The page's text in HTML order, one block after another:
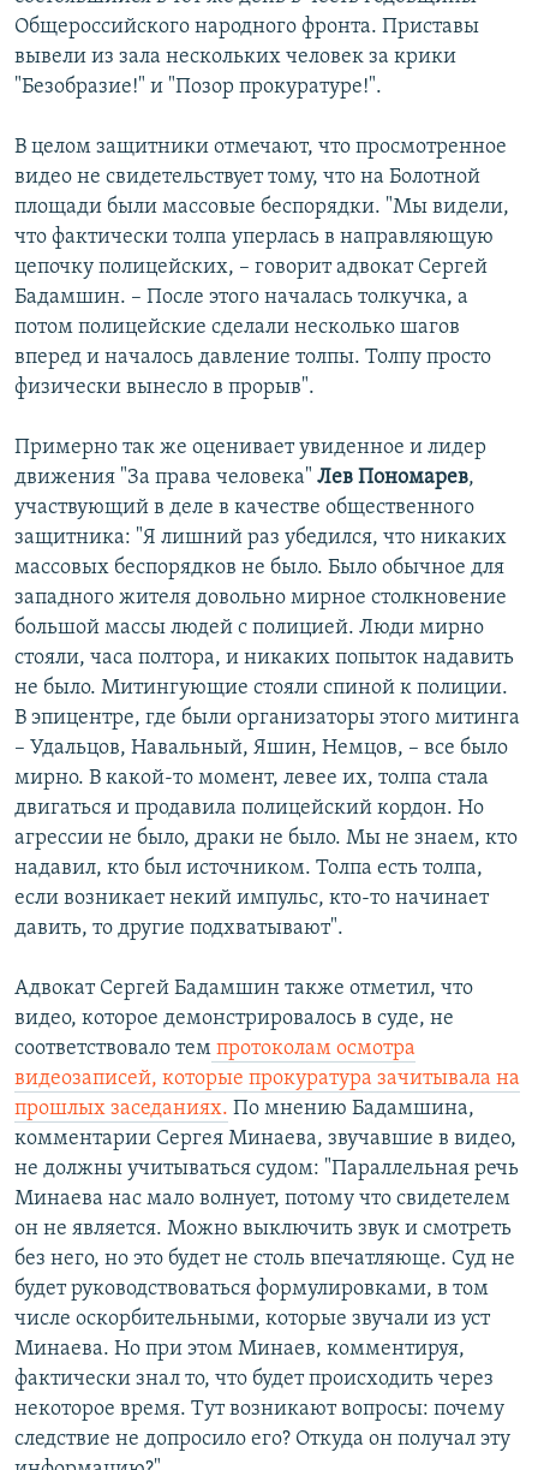
Общероссийского народного фронта. Приставы
вывели из зала нескольких человек за крики
"Безобразие!" и "Позор прокуратуре!".
В целом защитники отмечают, что просмотренное
видео не свидетельствует тому, что на Болотной
площади были массовые беспорядки. "Мы видели,
что фактически толпа уперлась в направляющую
цепочку полицейских, – говорит адвокат Сергей
Бадамшин. – После этого началась толкучка, а
потом полицейские сделали несколько шагов
вперед и началось давление толпы. Толпу просто
физически вынесло в прорыв".
Примерно так же оценивает увиденное и лидер
движения "За права человека" Лев Пономарев,
участвующий в деле в качестве общественного
защитника: "Я лишний раз убедился, что никаких
массовых беспорядков не было. Было обычное для
западного жителя довольно мирное столкновение
большой массы людей с полицией. Люди мирно
стояли, часа полтора, и никаких попыток надавить
не было. Митингующие стояли спиной к полиции.
В эпицентре, где были организаторы этого митинга
– Удальцов, Навальный, Яшин, Немцов, – все было
мирно. В какой-то момент, левее их, толпа стала
двигаться и продавила полицейский кордон. Но
агрессии не было, драки не было. Мы не знаем, кто
надавил, кто был источником. Толпа есть толпа,
если возникает некий импульс, кто-то начинает
давить, то другие подхватывают".
Адвокат Сергей Бадамшин также отметил, что
видео, которое демонстрировалось в суде, не
соответствовало тем протоколам осмотра
видеозаписей, которые прокуратура зачитывала на
прошлых заседаниях. По мнению Бадамшина,
комментарии Сергея Минаева, звучавшие в видео,
не должны учитываться судом: "Параллельная речь
Минаева нас мало волнует, потому что свидетелем
он не является. Можно выключить звук и смотреть
без него, но это будет не столь впечатляюще. Суд не
будет руководствоваться формулировками, в том
числе оскорбительными, которые звучали из уст
Минаева. Но при этом Минаев, комментируя,
фактически знал то, что будет происходить через
некоторое время. Тут возникают вопросы: почему
следствие не допросило его? Откуда он получал эту